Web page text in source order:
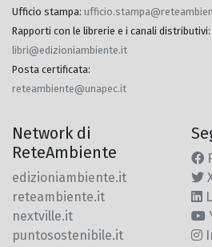
Ufficio stampa:
Rapporti con le librerie e i canali distributivi:
libri@edizioniambiente.it
Posta certificata:
reteambiente@unapec.it
Network di
ReteAmbiente
edizioniambiente.it
reteambiente.it
nextville.it
puntosostenibile.it